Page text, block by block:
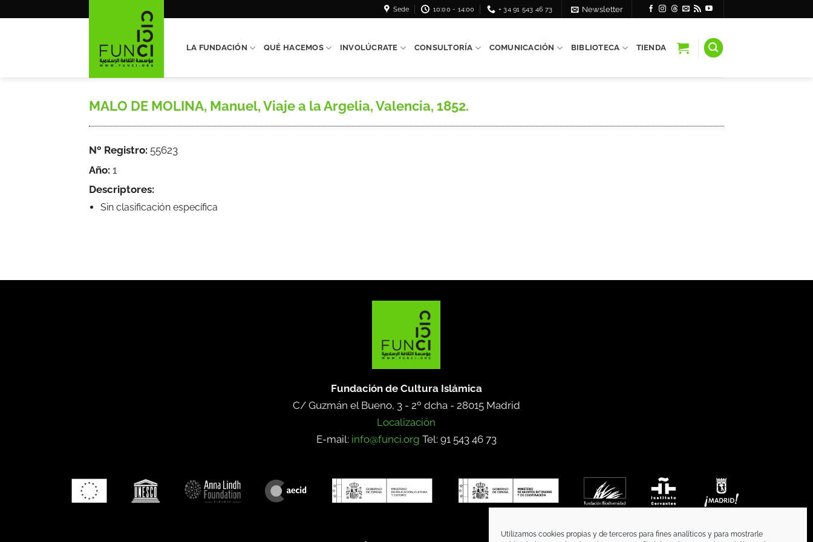
Utilizamos cookies propias y de terceros para fines analíticos y para mostrarle
Sede 10:00 - 14:00 + 34 91 543 46 73 Newsletter
LA FUNDACIÓN QUÉ HACEMOS INVOLÚCRATE CONSULTORÍA COMUNICACIÓN BIBLIOTECA TIENDA
MALO DE MOLINA, Manuel, Viaje a la Argelia, Valencia, 1852.
Nº Registro: 55623
Año: 1
Descriptores:
Sin clasificación específica
Fundación de Cultura Islámica
C/ Guzmán el Bueno, 3 - 2º dcha - 28015 Madrid
Localización
E-mail: info@funci.org Tel: 91 543 46 73